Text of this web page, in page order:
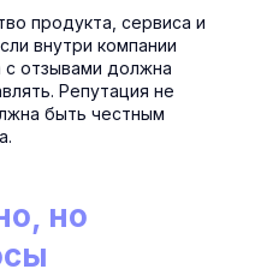
продукта, сервиса и
внутри компании
отзывами должна
Репутация не
быть честным
но